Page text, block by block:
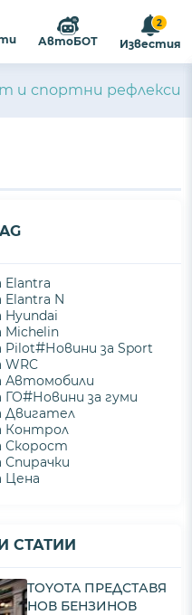
АвтоБОТ
2
Известия
и спортни рефлекси
Elantra
Elantra N
Hyundai
Michelin
Pilot#Новини за Sport
WRC
Автомобили
ГО#Новини за гуми
Двигател
Контрол
Скорост
Спирачки
Цена
СТАТИИ
TOYOTA ПРЕДСТАВЯ
НОВ БЕНЗИНОВ